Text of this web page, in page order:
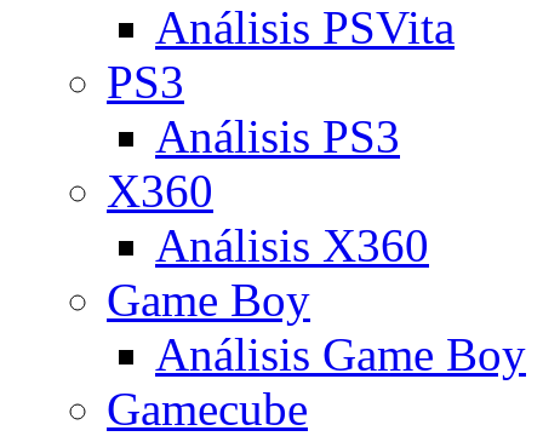
Análisis PSVita
PS3
Análisis PS3
X360
Análisis X360
Game Boy
Análisis Game Boy
Gamecube